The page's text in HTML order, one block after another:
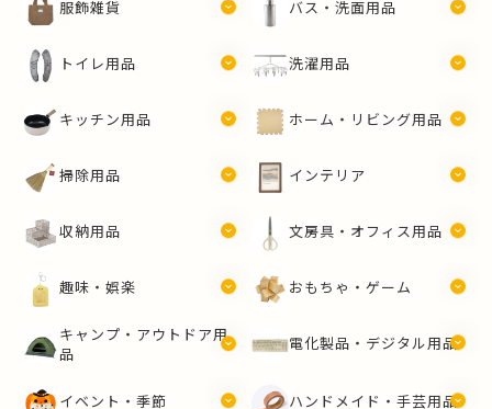
服飾雑貨 バス・洗面用品
トイレ用品 洗濯用品
キッチン用品 ホーム・リビング用品
掃除用品 インテリア
収納用品 文房具・オフィス用品
趣味・娯楽 おもちゃ・ゲーム
キャンプ・アウトドア用
品
電化製品・デジタル用品
イベント・季節 ハンドメイド・手芸用品